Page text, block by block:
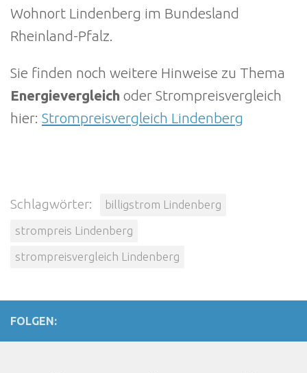
Wohnort Lindenberg im Bundesland
Rheinland-Pfalz.
Sie finden noch weitere Hinweise zu Thema
Energievergleich oder Strompreisvergleich
hier: Strompreisvergleich Lindenberg
Schlagwörter: billigstrom Lindenberg
strompreis Lindenberg
strompreisvergleich Lindenberg
FOLGEN: